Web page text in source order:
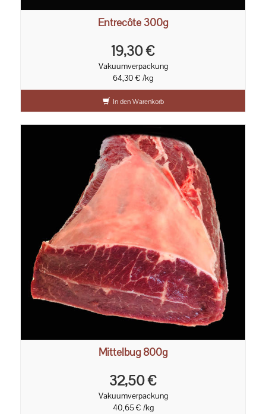
Entrecôte 300g
19,30 €
Vakuumverpackung
64,30 € /kg
In den Warenkorb
Mittelbug 800g
32,50 €
Vakuumverpackung
40,65 € /kg